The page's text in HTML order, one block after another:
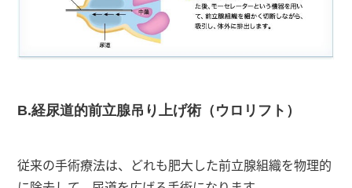
B.経尿道的前立腺吊り上げ術（ウロリフト）
従来の手術療法は、どれも肥大した前立腺組織を物理的